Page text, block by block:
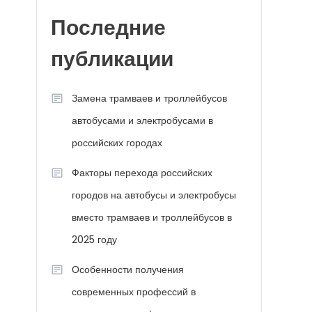
Последние
публикации
Замена трамваев и троллейбусов
автобусами и электробусами в
российских городах
Факторы перехода российских
городов на автобусы и электробусы
вместо трамваев и троллейбусов в
2025 году
Особенности получения
современных профессий в